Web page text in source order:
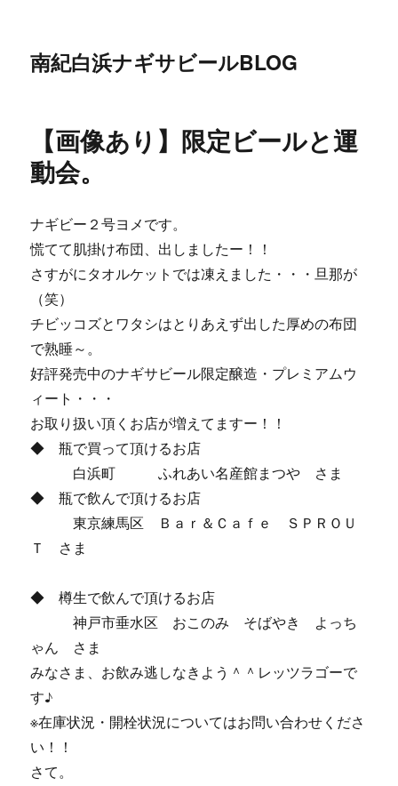
南紀白浜ナギサビールBLOG
【画像あり】限定ビールと運
動会。
ナギビー２号ヨメです。
慌てて肌掛け布団、出しましたー！！
さすがにタオルケットでは凍えました・・・旦那が
（笑）
チビッコズとワタシはとりあえず出した厚めの布団
で熟睡～。
好評発売中のナギサビール限定醸造・プレミアムウ
ィート・・・
お取り扱い頂くお店が増えてますー！！
◆ 瓶で買って頂けるお店
白浜町 ふれあい名産館まつや さま
◆ 瓶で飲んで頂けるお店
東京練馬区 Ｂａｒ＆Ｃａｆｅ ＳＰＲＯＵ
Ｔ さま
◆ 樽生で飲んで頂けるお店
神戸市垂水区 おこのみ そばやき よっち
ゃん さま
みなさま、お飲み逃しなきよう＾＾レッツラゴーで
す♪
※在庫状況・開栓状況についてはお問い合わせくださ
い！！
さて。